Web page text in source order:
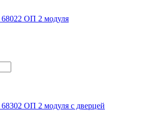
68022 ОП 2 модуля
ОП 2 модуля с дверцей